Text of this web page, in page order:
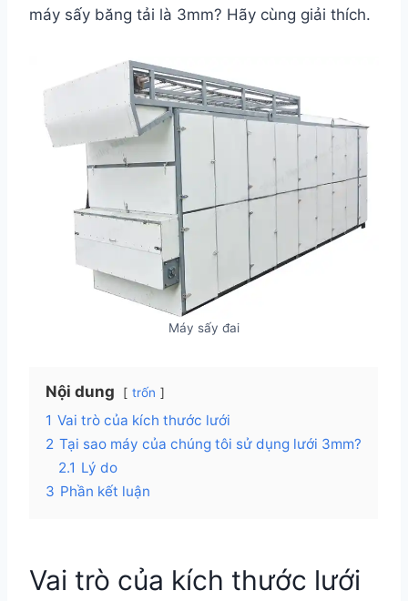
máy sấy băng tải là 3mm? Hãy cùng giải thích.
Máy sấy đai
Nội dung trốn
1 Vai trò của kích thước lưới
2 Tại sao máy của chúng tôi sử dụng lưới 3mm?
2.1 Lý do
3 Phần kết luận
Vai trò của kích thước lưới